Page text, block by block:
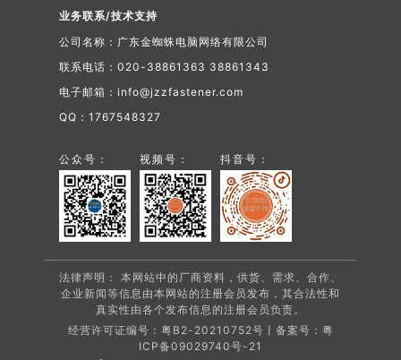
业务联系/技术支持
公司名称：广东金蜘蛛电脑网络有限公司
联系电话：020-38861363 38861343
电子邮箱：info@jzzfastener.com
QQ：1767548327
公众号： 视频号： 抖音号：
法律声明： 本网站中的厂商资料，供货、需求、合作、
企业新闻等信息由本网站的注册会员发布，其合法性和
真实性由各个发布信息的注册会员负责。
经营许可证编号：粤B2-20210752号丨备案号： 粤
ICP备09029740号-21